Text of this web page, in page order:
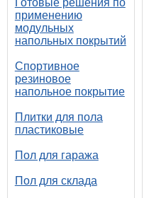
Готовые решения по
применению
модульных
напольных покрытий
Спортивное
резиновое
напольное покрытие
Плитки для пола
пластиковые
Пол для гаража
Пол для склада